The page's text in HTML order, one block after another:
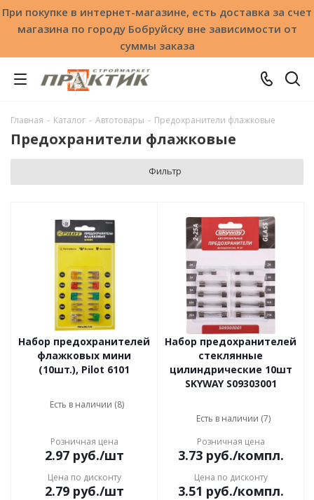
При покупке в интернет-магазине, есть доставка за счет
магазина по городу Бобруйску вне зависимости от
суммы заказа
Главная - Каталог - Автотовары - Предохранители флажковые
Предохранители флажковые
Фильтр
Набор предохранителей
флажковых мини
(10шт.), Pilot 6101
Есть в наличии (8)
Розничная цена
2.97руб./шт
Цена по дисконту
2.79руб./шт
Набор предохранителей
стеклянные
цилиндрические 10шт
SKYWAY S09303001
Есть в наличии (7)
Розничная цена
3.73руб./компл.
Цена по дисконту
3.51 руб./компл.